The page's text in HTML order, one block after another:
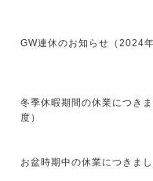
GW連休のお知らせ（2024年
冬季休暇期間の休業につき
度）
お盆時期中の休業につきま